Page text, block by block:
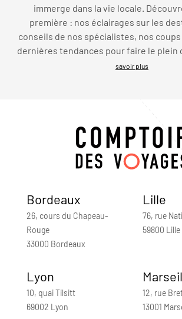
immerge dans la vie locale.
première : nos éclairages sur les
conseils de nos spécialistes, nos
dernières tendances pour faire le plein
savoir plus
Bordeaux
26, cours du Chapeau-
Rouge
33000 Bordeaux
Lille
76, rue
59800 Lille
Lyon
10, quai Tilsitt
69002 Lyon
12, rue
13001